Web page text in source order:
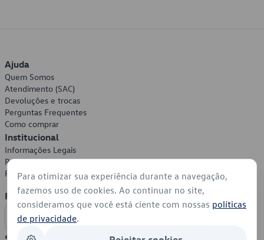
Ajuda
Quem Somos
Atendimento (SAC)
Devoluções e trocas
Perguntas Frequentes
Como comprar
Institucional
Informações Legais
Política de Privacidade
Política de Cookies
Formas de Pagamento
Para otimizar sua experiência durante a navegação,
fazemos uso de cookies. Ao continuar no site,
consideramos que você está ciente com nossas políticas
de privacidade.